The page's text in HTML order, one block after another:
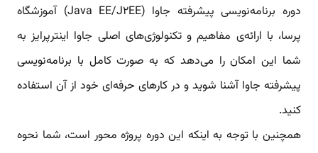
دوره برنامه‌نویسی پیشرفته جاوا (Java EE/J2EE) آموزشگاه
پرسا، با ارائه‌ی مفاهیم و تکنولوژی‌های اصلی جاوا اینترپرایز به
شما این امکان را می‌دهد که به صورت کامل با برنامه‌نویسی
پیشرفته جاوا آشنا شوید و در کارهای حرفه‌ای خود از آن استفاده
کنید.
همچنین با توجه به اینکه این دوره پروژه محور است، شما نحوه